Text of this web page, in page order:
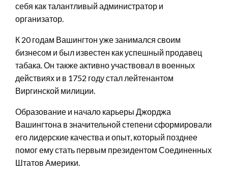
себя как талантливый администратор и
организатор.
К 20 годам Вашингтон уже занимался своим
бизнесом и был известен как успешный продавец
табака. Он также активно участвовал в военных
действиях и в 1752 году стал лейтенантом
Виргинской милиции.
Образование и начало карьеры Джорджа
Вашингтона в значительной степени сформировали
его лидерские качества и опыт, который позднее
помог ему стать первым президентом Соединенных
Штатов Америки.